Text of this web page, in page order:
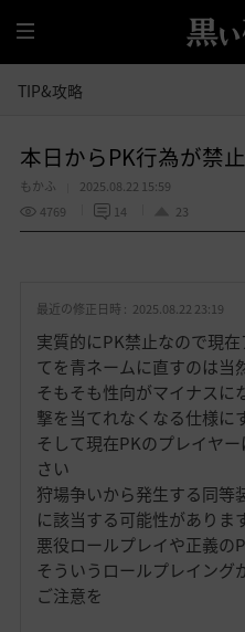
全
体
TIP&攻略
本日からPK行為が禁
もかふ
2025.08.22 15:59
4769
14 23
最近の修正日時 : 2025.08.22 23:19
実質的にPK禁止なので現
てを青ネームに直すのは当
そもそも性向がマイナスに
撃を当てれなくなる仕様に
そして現在PKのプレイヤ
さい
狩場争いから発生する同等
に該当する可能性がありま
悪役ロールプレイや正義の
そういうロールプレイング
ご注意を